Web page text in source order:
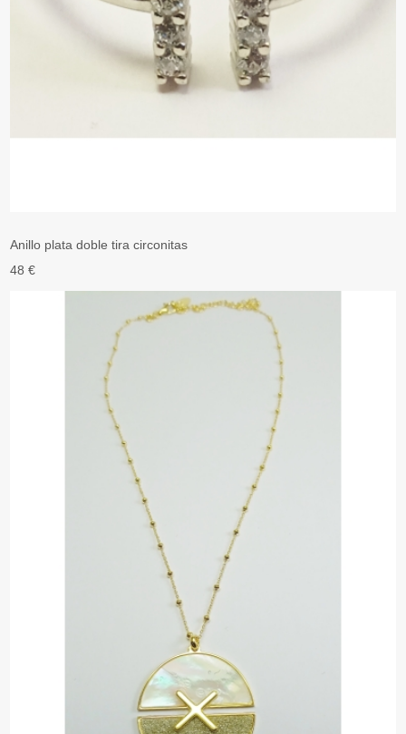
Anillo plata doble tira circonitas
48 €